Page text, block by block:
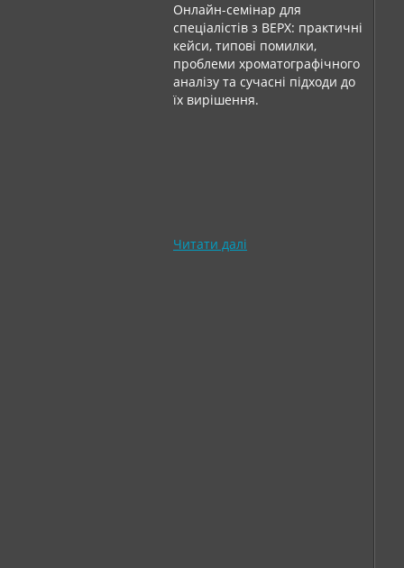
Онлайн-семінар для
спеціалістів з ВЕРХ: практичні
кейси, типові помилки,
проблеми хроматографічного
аналізу та сучасні підходи до
їх вирішення.
Читати далі